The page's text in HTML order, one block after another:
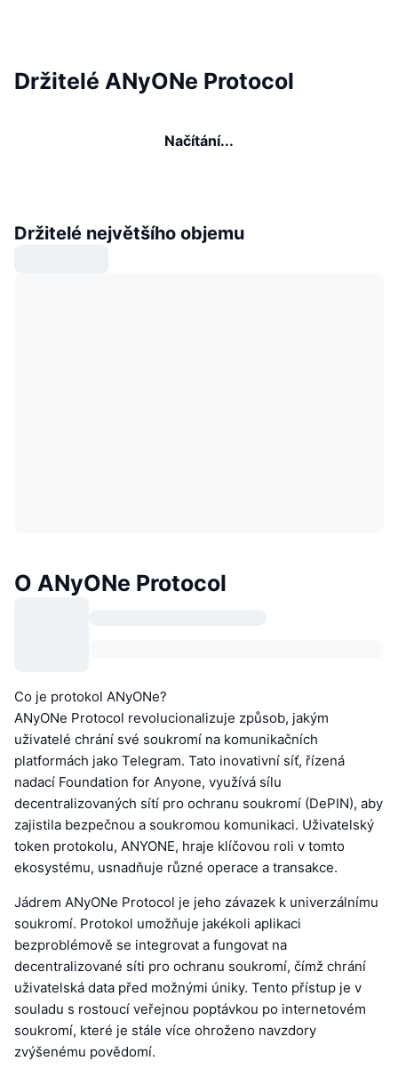
Držitelé ANyONe Protocol
Načítání...
Držitelé největšího objemu
O ANyONe Protocol
Co je protokol ANyONe?
ANyONe Protocol revolucionalizuje způsob, jakým
uživatelé chrání své soukromí na komunikačních
platformách jako Telegram. Tato inovativní síť, řízená
nadací Foundation for Anyone, využívá sílu
decentralizovaných sítí pro ochranu soukromí (DePIN), aby
zajistila bezpečnou a soukromou komunikaci. Uživatelský
token protokolu, ANYONE, hraje klíčovou roli v tomto
ekosystému, usnadňuje různé operace a transakce.
Jádrem ANyONe Protocol je jeho závazek k univerzálnímu
soukromí. Protokol umožňuje jakékoli aplikaci
bezproblémově se integrovat a fungovat na
decentralizované síti pro ochranu soukromí, čímž chrání
uživatelská data před možnými úniky. Tento přístup je v
souladu s rostoucí veřejnou poptávkou po internetovém
soukromí, které je stále více ohroženo navzdory
zvýšenému povědomí.